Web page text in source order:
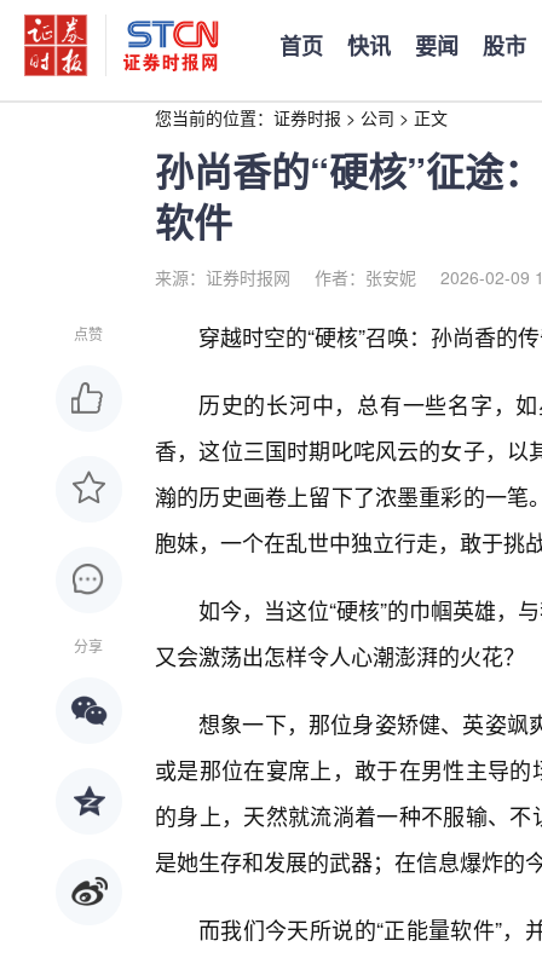
首页 快讯 要闻 股市
您当前的位置： 证券时报 > 公司 > 正文
孙尚香的“硬核”征途
软件
来源：证券时报网 作者：张安妮 2026-02-09
点赞
分享
穿越时空的“硬核”召唤：孙尚香的
历史的长河中，总有一些名字，
香，这位三国时期叱咤风云的女子，
瀚的历史画卷上留下了浓墨重彩的一
胞妹，一个在乱世中独立行走，敢于挑
如今，当这位“硬核”的巾帼英雄，
又会激荡出怎样令人心潮澎湃的火花？
想象一下，那位身姿矫健、英姿飒
或是那位在宴席上，敢于在男性主导
的身上，天然就流淌着一种不服输、
是她生存和发展的武器；在信息爆炸的
而我们今天所说的“正能量软件”